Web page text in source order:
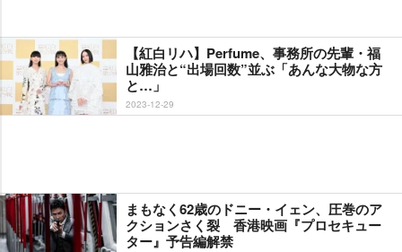
【紅白リハ】Perfume、事務所の先輩・福
山雅治と“出場回数”並ぶ「あんな大物な方
と…」
2023-12-29
まもなく62歳のドニー・イェン、圧巻のア
クションさく裂 香港映画『プロセキュー
ター』予告編解禁